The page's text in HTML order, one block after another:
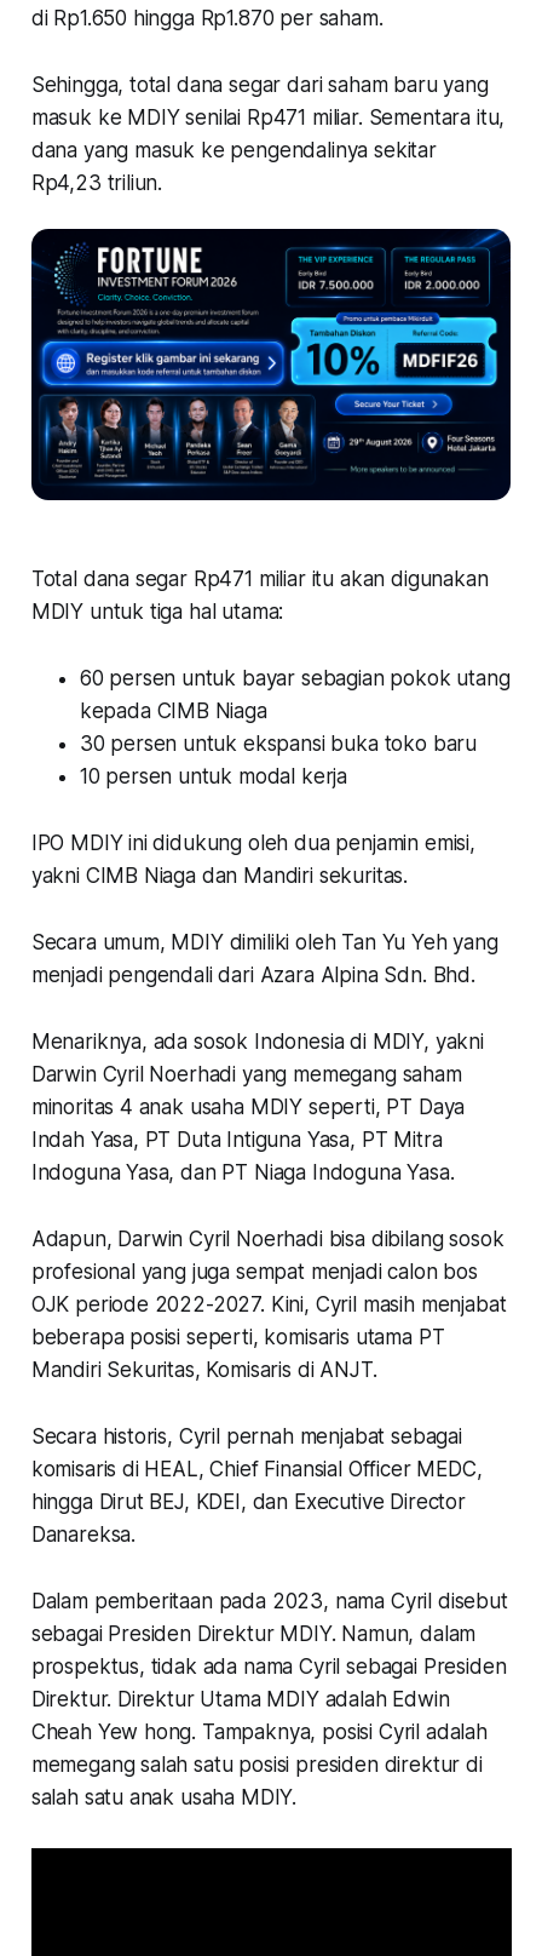
di Rp1.650 hingga Rp1.870 per saham.
Sehingga, total dana segar dari saham baru yang
masuk ke MDIY senilai Rp471 miliar. Sementara itu,
dana yang masuk ke pengendalinya sekitar
Rp4,23 triliun.
Total dana segar Rp471 miliar itu akan digunakan
MDIY untuk tiga hal utama:
60 persen untuk bayar sebagian pokok utang
kepada CIMB Niaga
30 persen untuk ekspansi buka toko baru
10 persen untuk modal kerja
IPO MDIY ini didukung oleh dua penjamin emisi,
yakni CIMB Niaga dan Mandiri sekuritas.
Secara umum, MDIY dimiliki oleh Tan Yu Yeh yang
menjadi pengendali dari Azara Alpina Sdn. Bhd.
Menariknya, ada sosok Indonesia di MDIY, yakni
Darwin Cyril Noerhadi yang memegang saham
minoritas 4 anak usaha MDIY seperti, PT Daya
Indah Yasa, PT Duta Intiguna Yasa, PT Mitra
Indoguna Yasa, dan PT Niaga Indoguna Yasa.
Adapun, Darwin Cyril Noerhadi bisa dibilang sosok
profesional yang juga sempat menjadi calon bos
OJK periode 2022-2027. Kini, Cyril masih menjabat
beberapa posisi seperti, komisaris utama PT
Mandiri Sekuritas, Komisaris di ANJT.
Secara historis, Cyril pernah menjabat sebagai
komisaris di HEAL, Chief Finansial Officer MEDC,
hingga Dirut BEJ, KDEI, dan Executive Director
Danareksa.
Dalam pemberitaan pada 2023, nama Cyril disebut
sebagai Presiden Direktur MDIY. Namun, dalam
prospektus, tidak ada nama Cyril sebagai Presiden
Direktur. Direktur Utama MDIY adalah Edwin
Cheah Yew hong. Tampaknya, posisi Cyril adalah
memegang salah satu posisi presiden direktur di
salah satu anak usaha MDIY.